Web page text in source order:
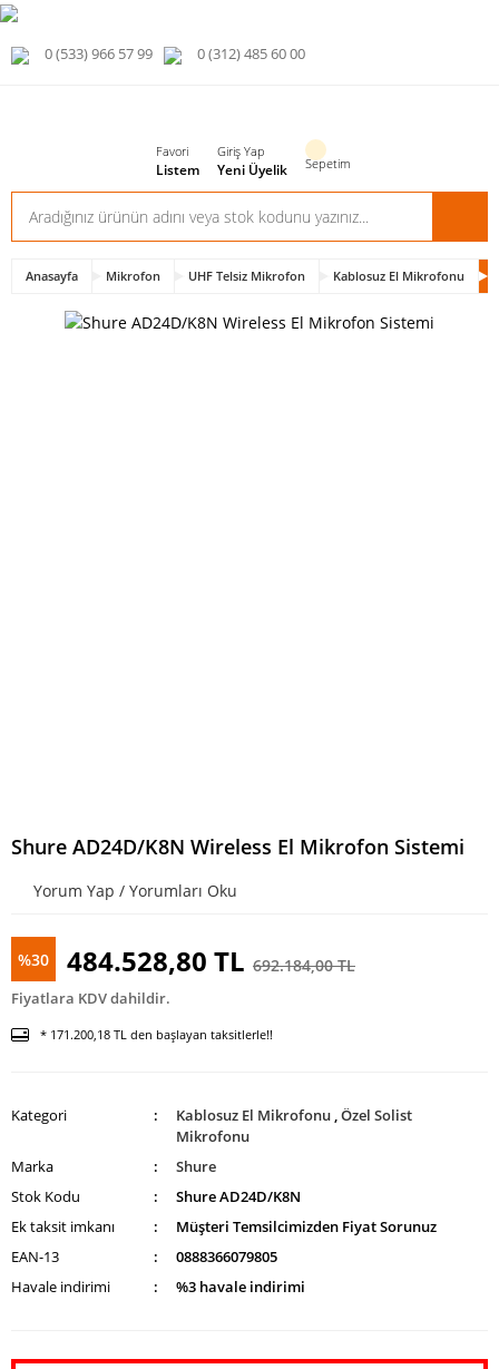
0 (533) 966 57 99 0 (312) 485 60 00
Favori
Listem
Giriş Yap
Yeni Üyelik Sepetim
Anasayfa Mikrofon UHF Telsiz Mikrofon Kablosuz El Mikrofonu
Shure AD24D/K8N Wireless El Mikrofon Sistemi
Yorum Yap / Yorumları Oku
%30 484.528,80 TL 692.184,00 TL
Fiyatlara KDV dahildir.
* 171.200,18 TL den başlayan taksitlerle!!
Kategori Kablosuz El Mikrofonu ,Özel Solist
Mikrofonu
Marka
Shure
Stok Kodu
Shure AD24D/K8N
Ek taksit imkanı
Müşteri Temsilcimizden Fiyat Sorunuz
EAN-13
0888366079805
Havale indirimi
%3 havale indirimi